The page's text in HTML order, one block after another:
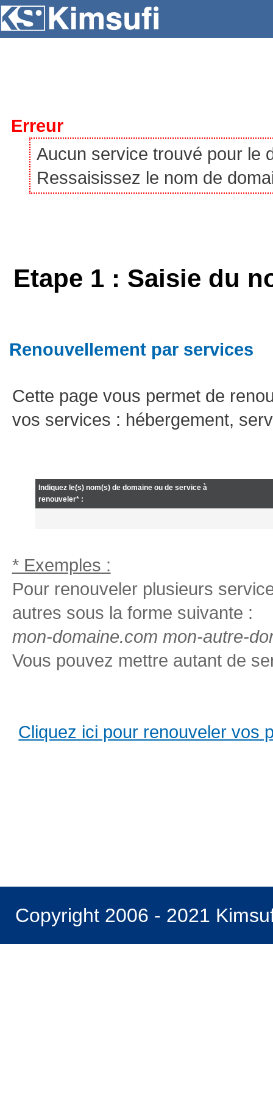
Erreur
Aucun service trouvé pour le
Ressaisissez le nom de
Etape 1 : Saisie du
Renouvellement par services
Cette page vous permet de
vos services : hébergement,
Indiquez le(s) nom(s) de domaine ou de service à
renouveler* :
* Exemples :
Pour renouveler plusieurs
autres sous la forme suivante :
mon-domaine.com mon-autre-
Vous pouvez mettre autant de
Cliquez ici pour renouveler vos
Copyright 2006 - 2021